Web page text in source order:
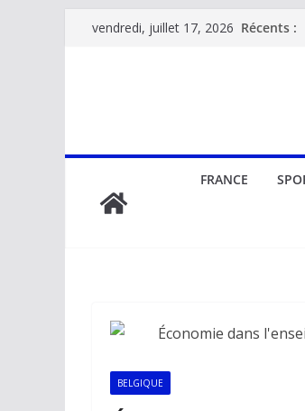
Passervendredi, juillet 17, 2026 Récents :
FRANCE
BELGIQUE